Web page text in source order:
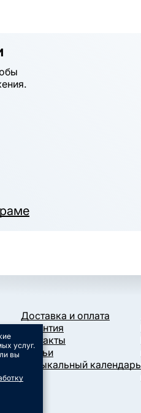
Доставка и оплата
Гарантия
Контакты
Статьи
Музыкальный календарь
услуг.
вы